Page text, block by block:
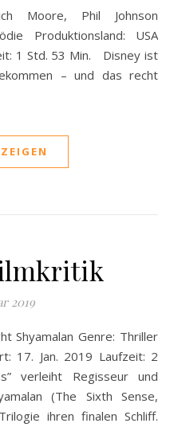
Produktionsland: USA
1 Std. 53 Min. Disney ist
– und das recht
2019
17. Jan. 2019 Laufzeit: 2
verleiht Regisseur und
(The Sixth Sense,
ihren finalen Schliff.